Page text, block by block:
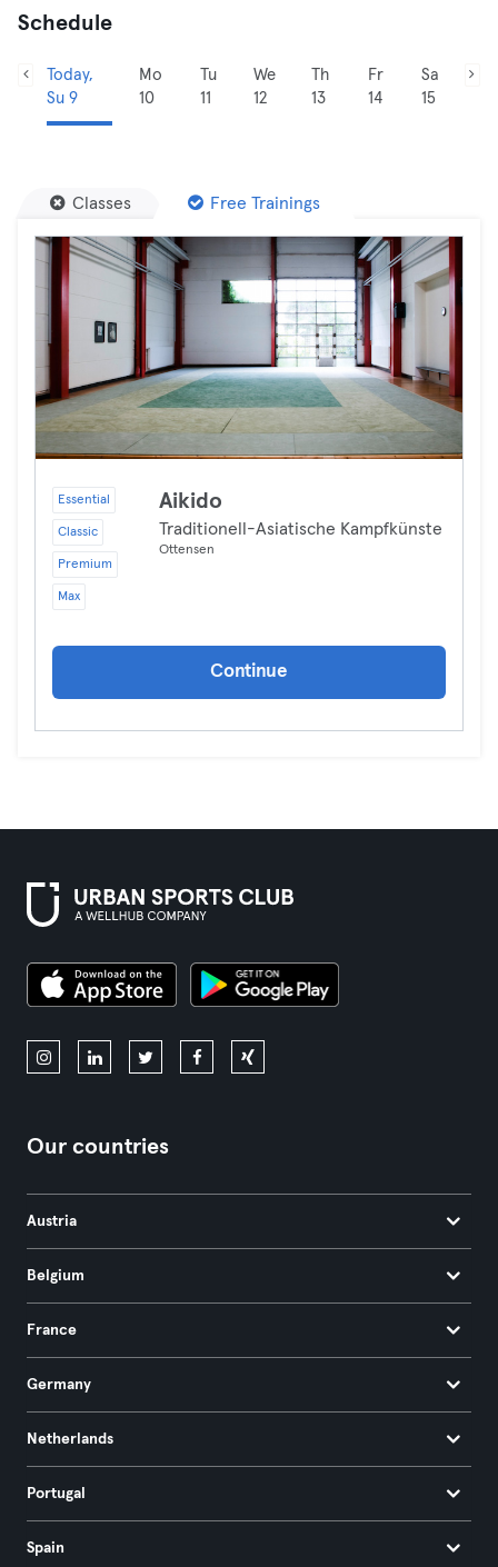
Schedule
Today,
Su 9
Mo
10
Tu
11
We
12
Th
13
Fr
14
Sa
15
Classes Free Trainings
Essential
Classic
Premium
Max
Aikido
Traditionell-Asiatische Kampfkünste
Ottensen
Continue
Our countries
Austria
Belgium
France
Germany
Netherlands
Portugal
Spain